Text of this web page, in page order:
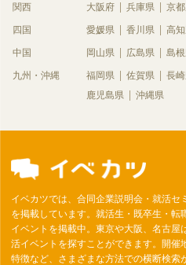
関西 大阪府 兵庫県 京
四国 愛媛県 香川県 高
中国 岡山県 広島県 島
九州・沖縄 福岡県 佐賀県 長
鹿児島県
沖縄県
イベカツでは、合同企業説明会・就活セ
を掲載しています。就活生・既卒生・転
イベントを掲載中。東京や大阪、名古屋
活イベントを探すことができます。開催
特徴など、さまざまな方法での横断検索